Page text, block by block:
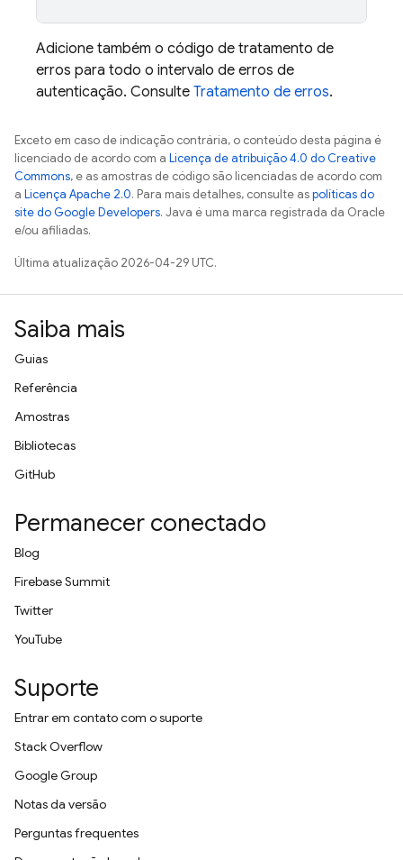
Adicione também o código de tratamento de
erros para todo o intervalo de erros de
autenticação. Consulte Tratamento de erros.
Exceto em caso de indicação contrária, o conteúdo desta página é
licenciado de acordo com a Licença de atribuição 4.0 do Creative
Commons, e as amostras de código são licenciadas de acordo com
a Licença Apache 2.0. Para mais detalhes, consulte aspolíticas do
site do Google Developers. Java é uma marca registrada da Oracle
e/ou afiliadas.
Última atualização 2026-04-29 UTC.
Saiba mais
Guias
Referência
Amostras
Bibliotecas
GitHub
Permanecer conectado
Blog
Firebase Summit
Twitter
YouTube
Suporte
Entrar em contato com o suporte
Stack Overflow
Google Group
Notas da versão
Perguntas frequentes